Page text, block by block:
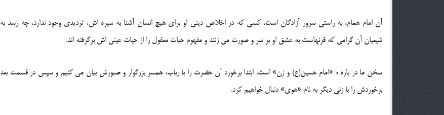
آن امام همام، به راستی سرور آزادگان است، کسی که در اخلاص دینی او برای هیچ انسان آشنا به سیره اش، تردیدی وجود ندارد، چه رسد به
شیعیان آن گرامی که قرنهاست به عشق او بر سر و صورت می زنند و مفهوم حیات معقول را از حیات عینی اش برگرفته اند.
سخن ما در باره ء «امام حسین(ع) و زن» است. ابتدا برخورد آن حضرت را با رباب، همسر بزرگوار و صبورش بیان می کنیم و سپس در قسمت بعد
برخوردش را با زنی دیگر به نام «هوی» دنبال خواهیم کرد.